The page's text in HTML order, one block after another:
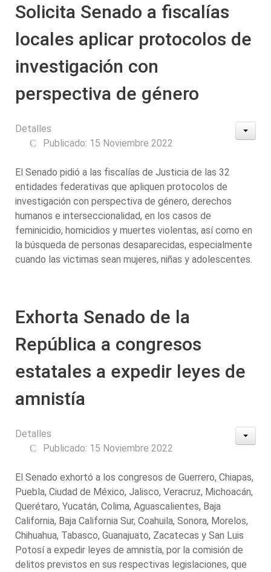
Solicita Senado a fiscalías
locales aplicar protocolos de
investigación con
perspectiva de género
Detalles
Publicado: 15 Noviembre 2022
El Senado pidió a las fiscalías de Justicia de las 32
entidades federativas que apliquen protocolos de
investigación con perspectiva de género, derechos
humanos e interseccionalidad, en los casos de
feminicidio, homicidios y muertes violentas, así como en
la búsqueda de personas desaparecidas, especialmente
cuando las victimas sean mujeres, niñas y adolescentes.
Exhorta Senado de la
República a congresos
estatales a expedir leyes de
amnistía
Detalles
Publicado: 15 Noviembre 2022
El Senado exhortó a los congresos de Guerrero, Chiapas,
Puebla, Ciudad de México, Jalisco, Veracruz, Michoacán,
Querétaro, Yucatán, Colima, Aguascalientes, Baja
California, Baja California Sur, Coahuila, Sonora, Morelos,
Chihuahua, Tabasco, Guanajuato, Zacatecas y San Luis
Potosí a expedir leyes de amnistía, por la comisión de
delitos previstos en sus respectivas legislaciones, que